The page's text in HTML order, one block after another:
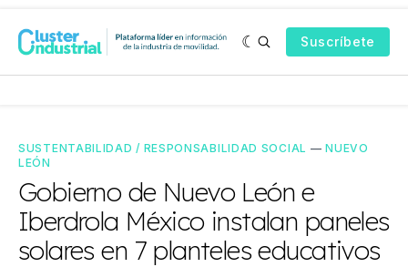
Suscríbete
SUSTENTABILIDAD / RESPONSABILIDAD SOCIAL —NUEVO
LEÓN
Gobierno de Nuevo León e
Iberdrola México instalan paneles
solares en 7 planteles educativos